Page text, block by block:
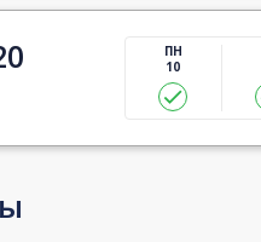
ПН
10